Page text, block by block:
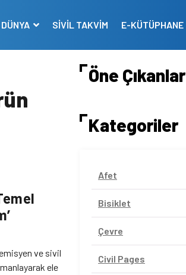
SİVİL TAKVİM E-KÜTÜPHANE
ve sivil
ele
Öne Çıkanlar
Kategoriler
Afet
Bisiklet
Çevre
Civil Pages